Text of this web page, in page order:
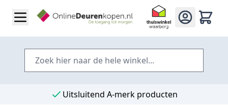
Uitsluitend A-merk producten